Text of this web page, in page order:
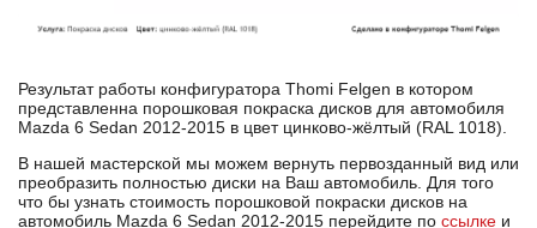
Результат работы конфигуратора Thomi Felgen в котором
представленна порошковая покраска дисков для автомобиля
Mazda 6 Sedan 2012-2015 в цвет цинково-жёлтый (RAL 1018).
В нашей мастерской мы можем вернуть первозданный вид или
преобразить полностью диски на Ваш автомобиль. Для того
что бы узнать стоимость порошковой покраски дисков на
автомобиль Mazda 6 Sedan 2012-2015 перейдите по ссылке и